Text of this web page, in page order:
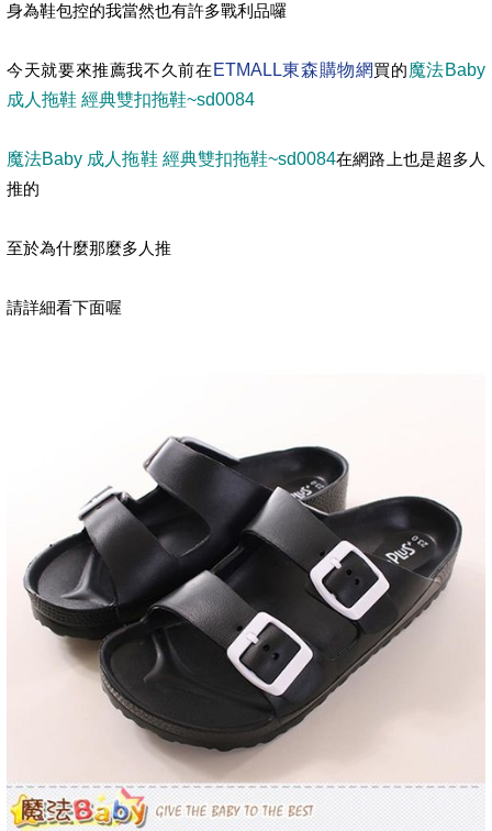
身為鞋包控的我當然也有許多戰利品囉
今天就要來推薦我不久前在 ETMALL東森購物網買的魔法Baby
成人拖鞋 經典雙扣拖鞋~sd0084
魔法Baby 成人拖鞋 經典雙扣拖鞋~sd0084在網路上也是超多人
推的
至於為什麼那麼多人推
請詳細看下面喔